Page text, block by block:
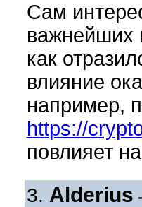
Сам
важнейших
как
влияние
например,
https://
повлияет
3. Alderius